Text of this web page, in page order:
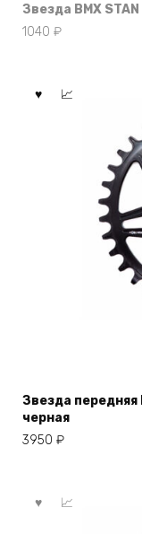
Звезда BMX
1040 ₽
Звезда передняя
черная
3950 ₽